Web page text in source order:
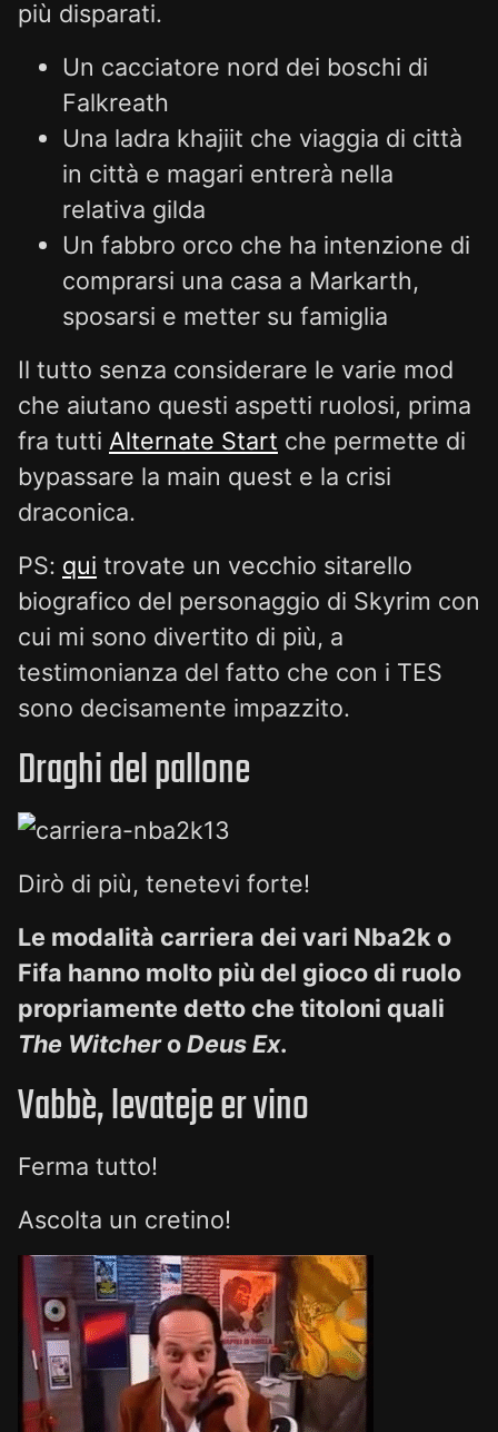
più disparati.
Un cacciatore nord dei boschi di
Falkreath
Una ladra khajiit che viaggia di città
in città e magari entrerà nella
relativa gilda
Un fabbro orco che ha intenzione di
comprarsi una casa a Markarth,
sposarsi e metter su famiglia
Il tutto senza considerare le varie mod
che aiutano questi aspetti ruolosi, prima
fra tutti Alternate Start che permette di
bypassare la main quest e la crisi
draconica.
PS: qui trovate un vecchio sitarello
biografico del personaggio di Skyrim con
cui mi sono divertito di più, a
testimonianza del fatto che con i TES
sono decisamente impazzito.
Draghi del pallone
Dirò di più, tenetevi forte!
Le modalità carriera dei vari Nba2k o
Fifa hanno molto più del gioco di ruolo
propriamente detto che titoloni quali
The WitcheroDeus Ex.
Vabbè, levateje er vino
Ferma tutto!
Ascolta un cretino!